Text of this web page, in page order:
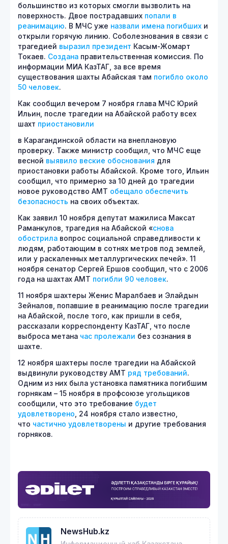
большинство из которых смогли вызволить на
поверхность. Двое пострадавших попали в
реанимацию. В МЧС уже назвали имена погибших и
открыли горячую линию. Соболезнования в связи с
трагедией выразил президент Касым-Жомарт
Токаев. Создана правительственная комиссия. По
информации МИА КазТАГ, за все время
существования шахты Абайская там погибло около
50 человек.
Как сообщил вечером 7 ноября глава МЧС Юрий
Ильин, после трагедии на Абайской работу всех
шахт приостановили
в Карагандинской области на внеплановую
проверку. Также министр сообщил, что МЧС еще
весной выявило веские обоснования для
приостановки работы Абайской. Кроме того, Ильин
сообщил, что примерно за 10 дней до трагедии
новое руководство АМТ обещало обеспечить
безопасность на своих объектах.
Как заявил 10 ноября депутат мажилиса Максат
Раманкулов, трагедия на Абайской «снова
обострила вопрос социальной справедливости к
людям, работающим в сотнях метров под землей,
или у раскаленных металлургических печей». 11
ноября сенатор Сергей Ершов сообщил, что с 2006
года на шахтах АМТ погибли 90 человек.
11 ноября шахтеры Женис Маралбаев и Элайдын
Зейналов, попавшие в реанимацию после трагедии
на Абайской, после того, как пришли в себя,
рассказали корреспонденту КазТАГ, что после
выброса метана час пролежали без сознания в
шахте.
12 ноября шахтеры после трагедии на Абайской
выдвинули руководству АМТ ряд требований.
Одним из них была установка памятника погибшим
горнякам – 15 ноября в профсоюзе угольщиков
сообщили, что это требование будет
удовлетворено , 24 ноября стало известно,
что частично удовлетворены и другие требования
горняков.
NewsHub.kz